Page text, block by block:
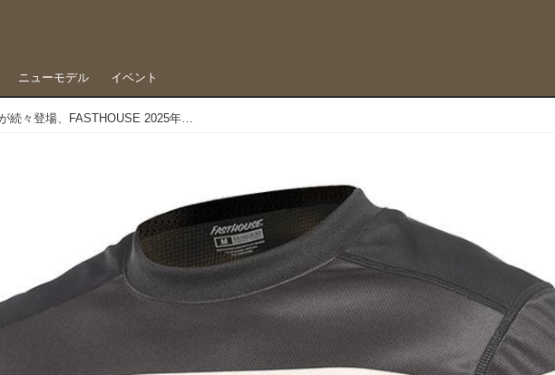
ニューモデル イベント
ワクワクするニューカラーが続々登場、FASTHOUSE 2025年モデルウエア